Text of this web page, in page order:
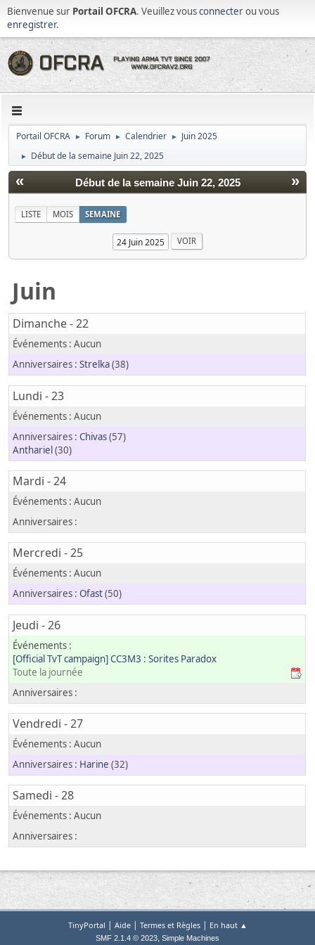
Bienvenue sur Portail OFCRA. Veuillez vousconnecterou vous
enregistrer.
Portail OFCRA ► Forum ► Calendrier ► Juin 2025
► Début de la semaine Juin 22, 2025
« »
Début de la semaine Juin 22, 2025
LISTE MOIS SEMAINE
Juin
Dimanche - 22
Strelka(38)
Lundi - 23
Chivas(57)
Anthariel(30)
Mardi - 24
Mercredi - 25
Ofast(50)
Jeudi - 26
[Official TvT campaign] CC3M3 : Sorites Paradox
Toute la journée
Vendredi - 27
Harine (32)
Samedi - 28
TinyPortal | Aide| Termes et Règles| En haut ▲
SMF 2.1.4 © 2023, Simple Machines